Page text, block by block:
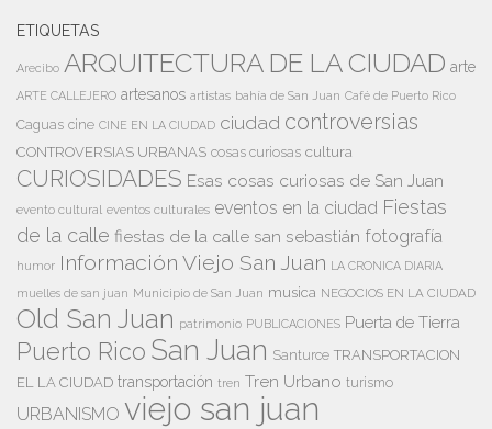
ETIQUETAS
Arecibo ARQUITECTURA DE LA CIUDAD arte
ARTE CALLEJERO artesanos artistas bahía de San Juan Café de Puerto Rico
Caguas cine CINE EN LA CIUDAD ciudad controversias
CONTROVERSIAS URBANAS cosas curiosas cultura
CURIOSIDADES Esas cosas curiosas de San Juan
evento cultural eventos culturales eventos en la ciudad Fiestas
de la calle fiestas de la calle san sebastián fotografía
humor Información Viejo San Juan LA CRONICA DIARIA
muelles de san juan Municipio de San Juan musica NEGOCIOS EN LA CIUDAD
Old San Juan patrimonio PUBLICACIONES Puerta de Tierra
Puerto Rico San Juan Santurce TRANSPORTACION
EL LA CIUDAD transportación tren Tren Urbano turismo
URBANISMO viejo san juan